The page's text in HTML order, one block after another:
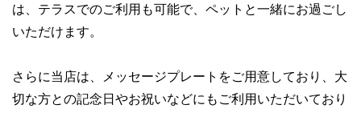
は、テラスでのご利用も可能で、ペットと一緒にお過ごし
いただけます。
さらに当店は、メッセージプレートをご用意しており、大
切な方との記念日やお祝いなどにもご利用いただいており